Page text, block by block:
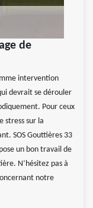
de
intervention
devrait se dérouler
Pour ceux
stress sur la
SOS Gouttières 33
un bon travail de
N’hésitez pas à
notre